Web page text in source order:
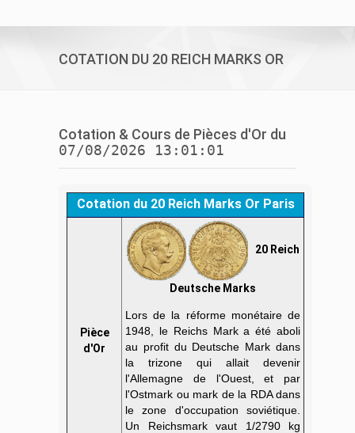
COTATION DU 20 REICH MARKS OR
Cotation & Cours de Pièces d'Or du
07/08/2026 13:01:01
Cotation du 20 Reich Marks Or Paris
Pièce
d'Or
20 Reich
Deutsche Marks
Lors de la réforme monétaire de
1948, le Reichs Mark a été aboli
au profit du Deutsche Mark dans
la trizone qui allait devenir
l'Allemagne de l'Ouest, et par
l'Ostmark ou mark de la RDA dans
le zone d'occupation soviétique.
Un Reichsmark vaut 1/2790 kg